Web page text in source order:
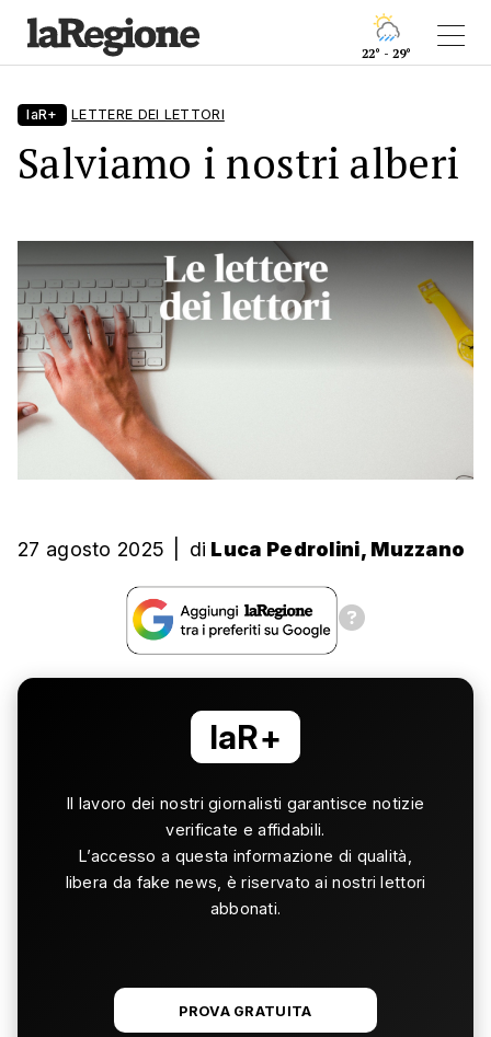
22° - 29°
laR+ LETTERE DEI LETTORI
Salviamo i nostri alberi
27 agosto 2025 di Luca Pedrolini, Muzzano
laR+
Il lavoro dei nostri giornalisti garantisce notizie
verificate e affidabili.
L’accesso a questa informazione di qualità,
libera da fake news, è riservato ai nostri lettori
abbonati.
PROVA GRATUITA